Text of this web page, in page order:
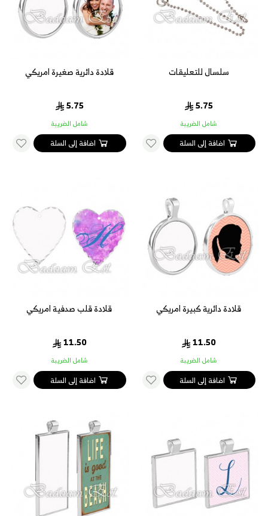
سلسال للتعليقات
5.75
شامل الضريبة
اضافة إلى السلة
قلادة دائرية صغيرة امريكي
5.75
شامل الضريبة
اضافة إلى السلة
قلادة دائرية كبيرة امريكي
11.50
شامل الضريبة
اضافة إلى السلة
قلادة قلب صدفية امريكي
11.50
شامل الضريبة
اضافة إلى السلة